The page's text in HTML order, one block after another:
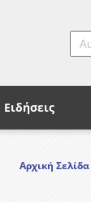
Ειδήσεις
Αρχική Σελίδα